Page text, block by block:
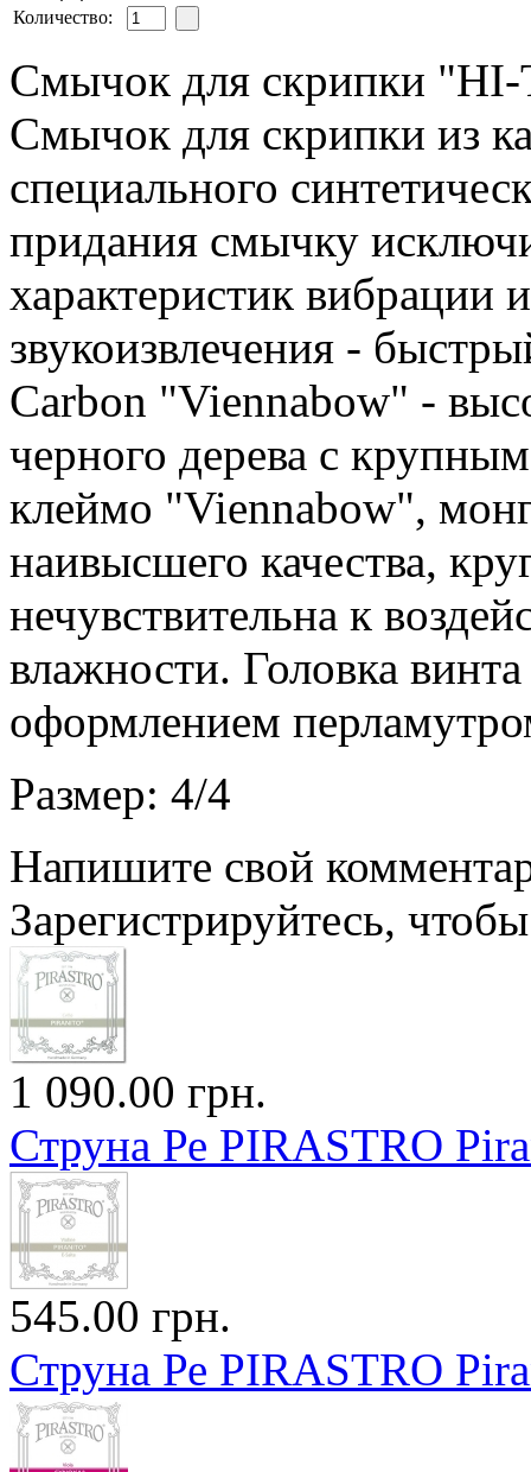
Количество:
Смычок для скрипки "HI-
Смычок для скрипки из
специального
придания смычку
характеристик вибрации
звукоизвлечения -
Carbon "Viennabow" -
черного дерева с
клеймо "Viennabow",
наивысшего качества,
нечувствительна к
влажности. Головка
оформлением
Размер: 4/4
Напишите свой
Зарегистрируйтесь,
1 090.00 грн.
Струна Ре PIRASTRO
545.00 грн.
Струна Ре PIRASTRO